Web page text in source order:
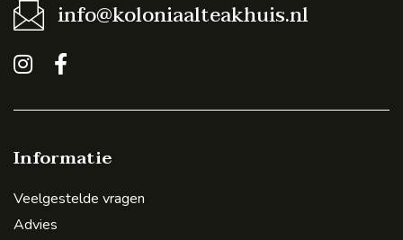
info@koloniaalteakhuis.nl
Informatie
Veelgestelde vragen
Advies